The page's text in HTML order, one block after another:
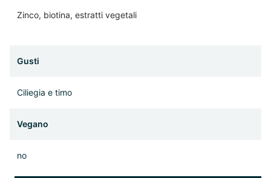
Zinco, biotina, estratti vegetali
Gusti
Ciliegia e timo
Vegano
no